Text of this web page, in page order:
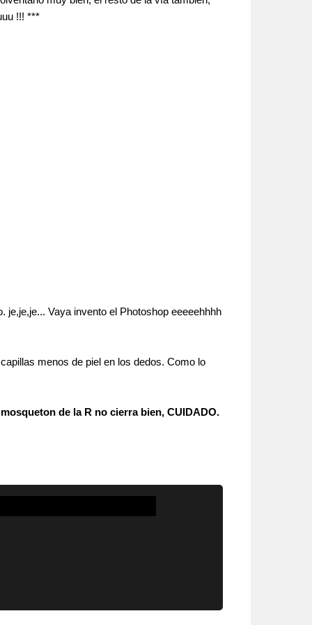
!!! ***
Vaya invento el Photoshop eeeeehhhh
menos de piel en los dedos. Como lo
de la R no cierra bien, CUIDADO.